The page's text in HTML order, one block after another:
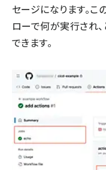
セージになります。
ローで何が実行され
できます。